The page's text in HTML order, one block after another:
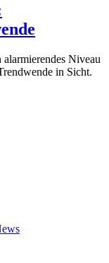
Niveau
in Sicht.